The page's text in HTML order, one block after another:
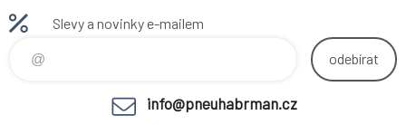
Slevy a novinky e-mailem
odebírat
info@pneuhabrman.cz